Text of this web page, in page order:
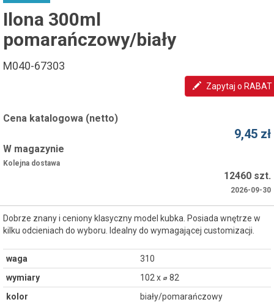
Ilona 300ml
pomarańczowy/biały
M040-67303
Zapytaj o RABAT
Cena katalogowa (netto)
9,45 zł
W magazynie
Kolejna dostawa
12460 szt.
2026-09-30
Dobrze znany i ceniony klasyczny model kubka. Posiada wnętrze w
kilku odcieniach do wyboru. Idealny do wymagającej customizacji.
waga
310
wymiary
102 x ⌀ 82
kolor
biały/pomarańczowy